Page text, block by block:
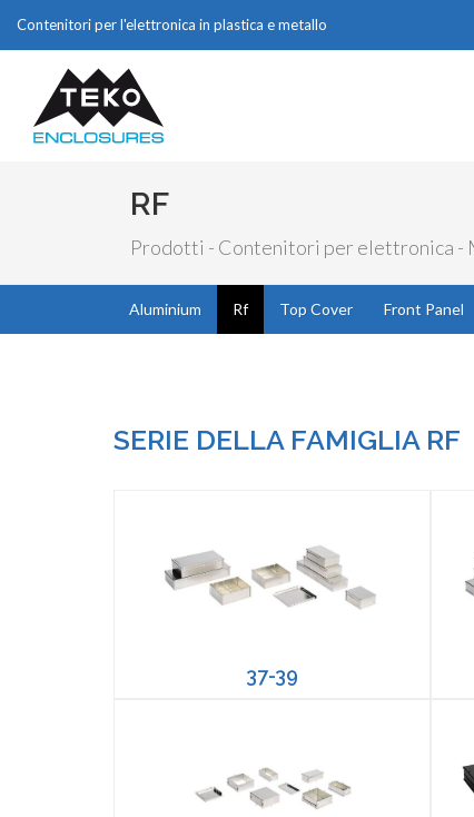
Contenitori per l'elettronica in plastica e metallo
RF
Prodotti - Contenitori per elettronica -
Aluminium Rf Top Cover Front Panel
SERIE DELLA FAMIGLIA RF
37-39